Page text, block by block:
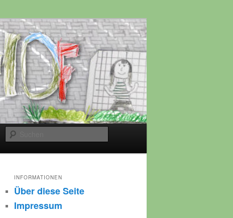
INFORMATIONEN
Über diese Seite
Impressum